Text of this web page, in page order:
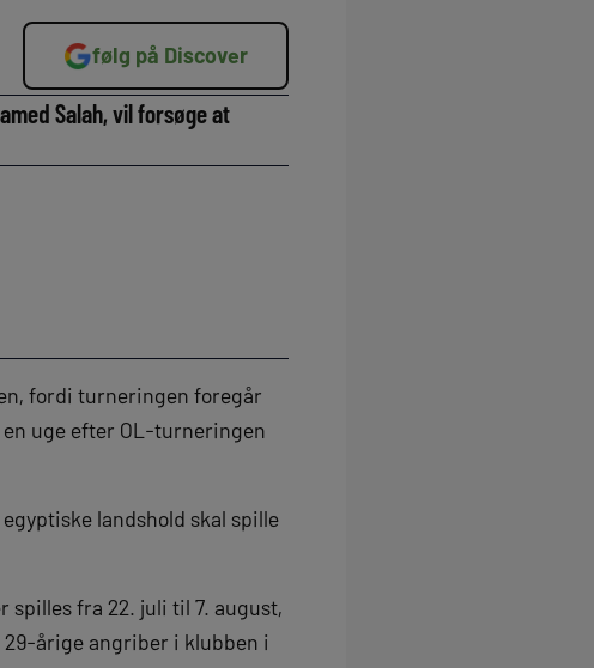
følg på Discover
Salah, vil forsøge at
fordi turneringen foregår
uge efter OL-turneringen
landshold skal spille
fra 22. juli til 7. august,
årige angriber i klubben i